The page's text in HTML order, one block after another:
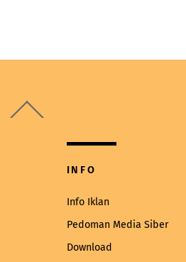
To
INFO
Info Iklan
Pedoman Media Siber
Download